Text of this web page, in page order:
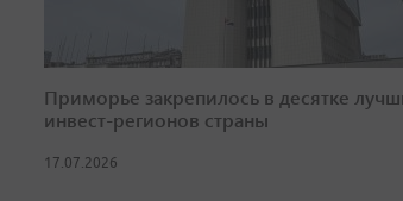
Приморье закрепилось в десятке
инвест-регионов страны
17.07.2026